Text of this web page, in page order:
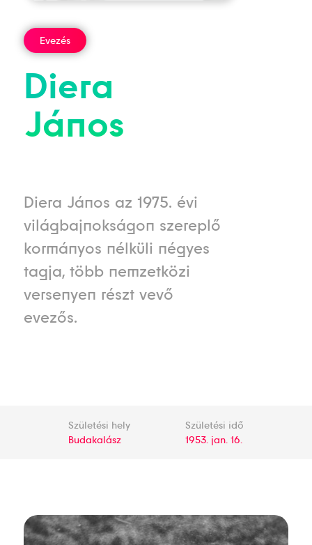
Evezés
Diera
János
Diera János az 1975. évi
világbajnokságon szereplő
kormányos nélküli négyes
tagja, több nemzetközi
versenyen részt vevő
evezős.
Születési hely
Budakalász
Születési idő
1953. jan. 16.